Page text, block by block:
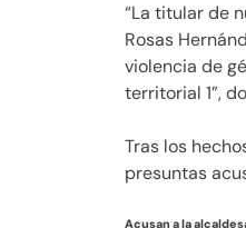
“La titular de
Rosas
violencia de
territorial 1”,
Tras los
presuntas
Acusan a la